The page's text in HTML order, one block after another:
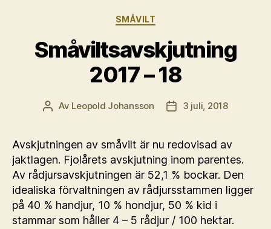
Kategorier
SMÅVILT
Småviltsavskjutning
2017 – 18
Inläggsförfattare
Av Leopold Johansson Inläggsdatum
3 juli, 2018
Avskjutningen av småvilt är nu redovisad av
jaktlagen. Fjolårets avskjutning inom parentes.
Av rådjursavskjutningen är 52,1 % bockar. Den
idealiska förvaltningen av rådjursstammen ligger
på 40 % handjur, 10 % hondjur, 50 % kid i
stammar som håller 4 – 5 rådjur / 100 hektar.